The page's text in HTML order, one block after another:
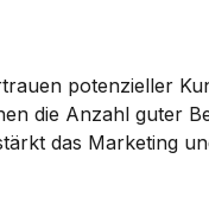
potenzieller
die Anzahl guter
das Marketing